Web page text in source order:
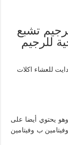
تشبع
للرجيم
يحتوي أيضا على
مركبات غذائية مهمة للصحة مثل أحماض أوميغا3 وفيتامين ب وفيتامين